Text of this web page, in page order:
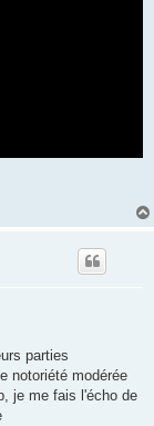
parties
notoriété modérée
je me fais l'écho de